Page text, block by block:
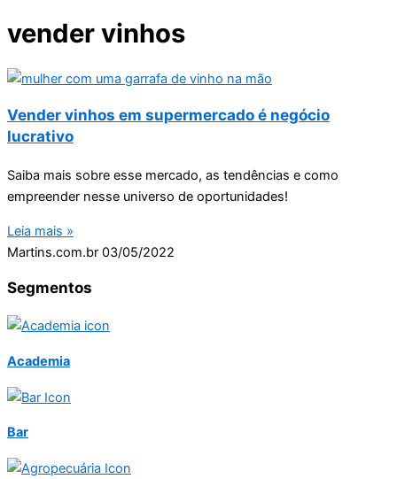
vender vinhos
Vender vinhos em supermercado é negócio
lucrativo
Saiba mais sobre esse mercado, as tendências e como
empreender nesse universo de oportunidades!
Leia mais »
Martins.com.br 03/05/2022
Segmentos
Academia
Bar